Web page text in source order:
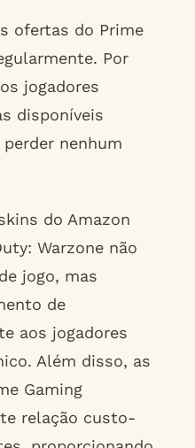
ofertas do Prime
Por
jogadores
disponíveis
nenhum
do Amazon
Warzone não
jogo, mas
de
aos jogadores
Além disso, as
Gaming
relação custo-